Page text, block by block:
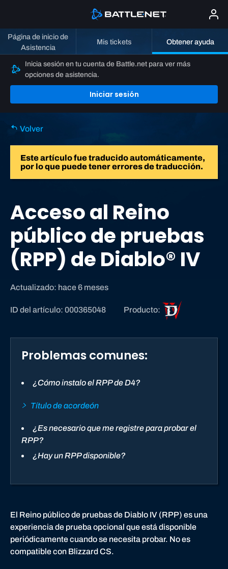
Página de inicio de
Asistencia
Mis tickets Obtener ayuda
Inicia sesión en tu cuenta de Battle.net para ver más
opciones de asistencia.
Iniciar sesión
Volver
Este artículo fue traducido automáticamente,
por lo que puede tener errores de traducción.
Acceso al Reino
público de pruebas
(RPP) de Diablo® IV
Actualizado: hace 6 meses
ID del artículo: 000365048 Producto:
Problemas comunes:
¿Cómo instalo el RPP de D4?
Título de acordeón
¿Es necesario que me registre para probar el
RPP?
¿Hay un RPP disponible?
El Reino público de pruebas de Diablo IV (RPP) es una
experiencia de prueba opcional que está disponible
periódicamente cuando se necesita probar. No es
compatible con Blizzard CS.